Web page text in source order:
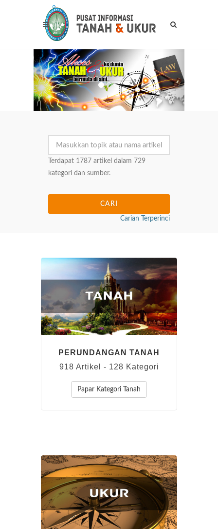
Previous Next
Terdapat 1787 artikel dalam 729
kategori dan sumber.
CARI
Carian Terperinci
PERUNDANGAN TANAH
918 Artikel - 128 Kategori
Papar Kategori Tanah